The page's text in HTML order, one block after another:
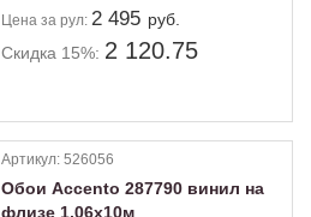
Цена за рул:2 495 руб.
Скидка 15%: 2 120.75
Артикул:526056
Обои Accento 287790 винил на
флизе 1,06х10м